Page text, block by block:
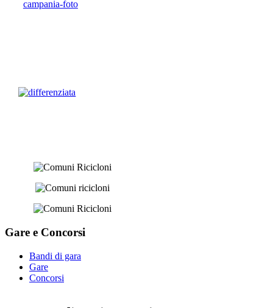
Gare e Concorsi
Bandi di gara
Gare
Concorsi